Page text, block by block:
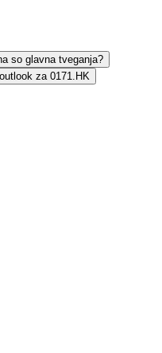
so glavna tveganja?
za 0171.HK